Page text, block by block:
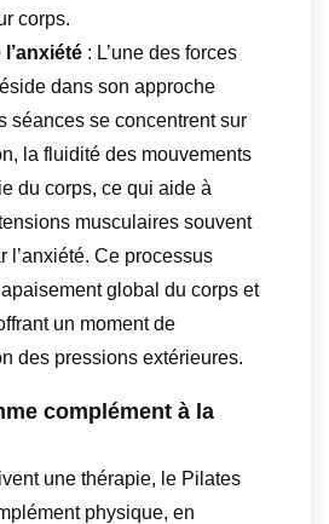
corps.
: L’une des forces
dans son approche
séances se concentrent sur
la fluidité des mouvements
du corps, ce qui aide à
musculaires souvent
l’anxiété. Ce processus
global du corps et
un moment de
des pressions extérieures.
complément à la
une thérapie, le Pilates
physique, en